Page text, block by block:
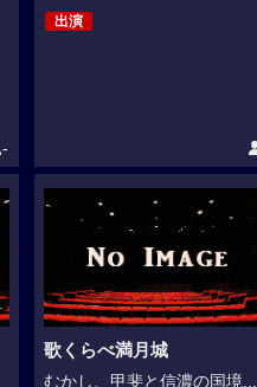
-
出演
歌くらべ満月城
むかし、甲斐と信濃の国境...